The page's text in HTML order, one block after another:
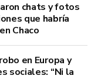
chats y fotos
que habría
Chaco
en Europa y
sociales: “Ni la